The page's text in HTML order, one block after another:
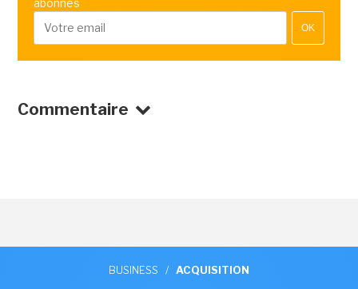
abonnés
OK
Commentaire
BUSINESS / ACQUISITION